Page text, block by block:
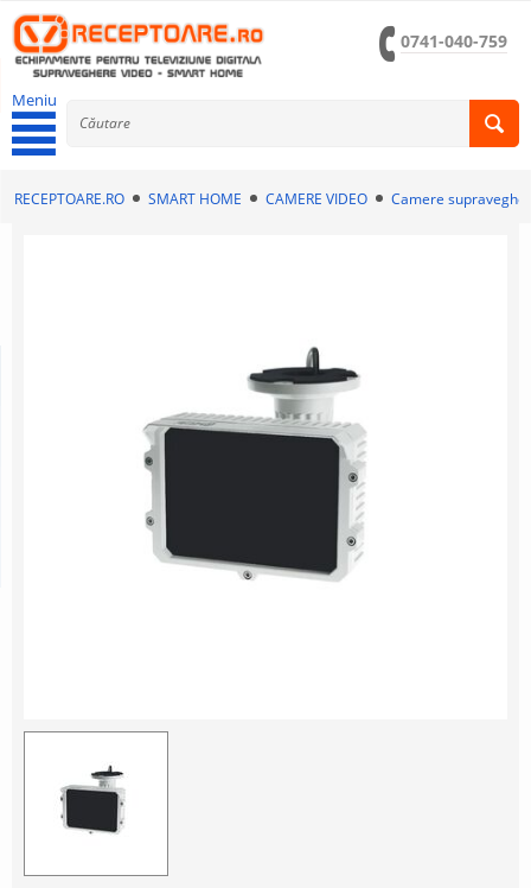
0741-040-759
Meniu
RECEPTOARE.RO SMART HOME CAMERE VIDEO Camere